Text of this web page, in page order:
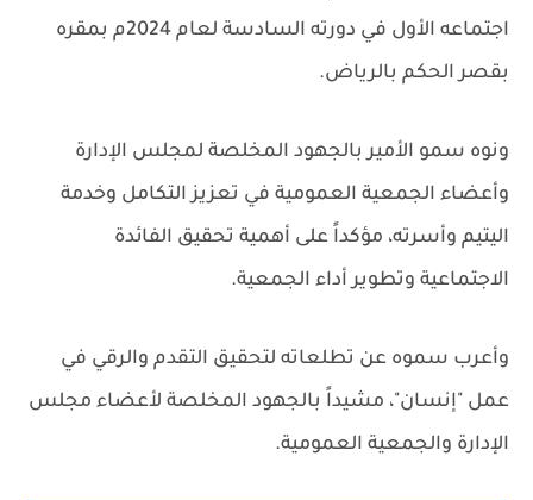
اجتماعه الأول في دورته السادسة لعام 2024م بمقره
بقصر الحكم بالرياض.
ونوه سمو الأمير بالجهود المخلصة لمجلس الإدارة
وأعضاء الجمعية العمومية في تعزيز التكامل وخدمة
اليتيم وأسرته، مؤكداً على أهمية تحقيق الفائدة
الاجتماعية وتطوير أداء الجمعية.
وأعرب سموه عن تطلعاته لتحقيق التقدم والرقي في
عمل "إنسان"، مشيداً بالجهود المخلصة لأعضاء مجلس
الإدارة والجمعية العمومية.